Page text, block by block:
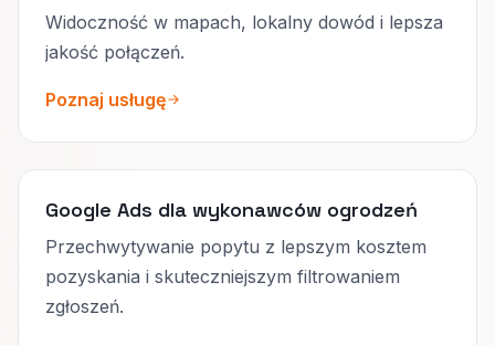
Widoczność w mapach, lokalny dowód i lepsza
jakość połączeń.
Poznaj usługę
Google Ads dla wykonawców ogrodzeń
Przechwytywanie popytu z lepszym kosztem
pozyskania i skuteczniejszym filtrowaniem
zgłoszeń.